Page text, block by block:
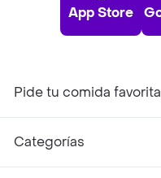
App Store
Pide tu comida
Categorías